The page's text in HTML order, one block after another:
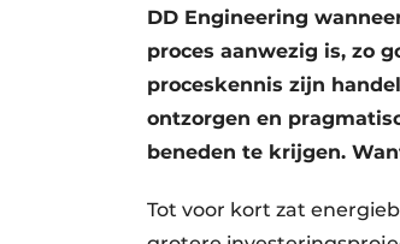
DD Engineering
proces aanwezig is, zo
proceskennis zijn
ontzorgen en
beneden te krijgen.
Tot voor kort zat